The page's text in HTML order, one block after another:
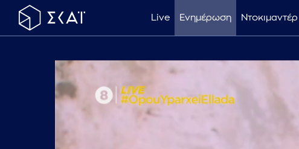
Live Ενημέρωση Ντοκιμαντέρ